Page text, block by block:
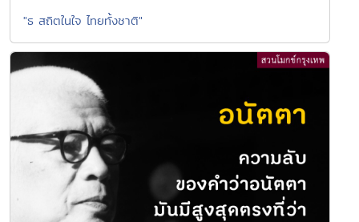
"ธ สถิตในใจ ไทยทั้งชาติ"